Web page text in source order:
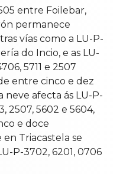
entre Foilebar,
permanece
vías como a LU-P-
do Incio, e as LU-
5711 e 2507
entre cinco e dez
neve afecta ás LU-P-
2507, 5602 e 5604,
e doce
Triacastela se
P-3702, 6201, 0706